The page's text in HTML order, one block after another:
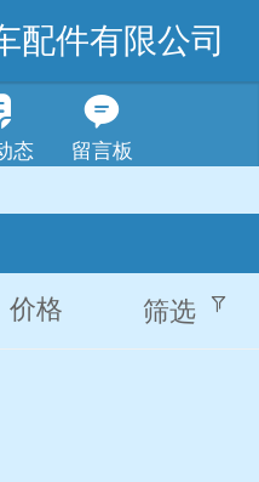
配件有限公司
态 留言板
价格 筛选